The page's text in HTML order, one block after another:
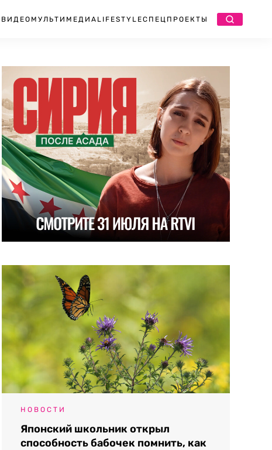
ВИДЕО МУЛЬТИМЕДИА LIFESTYLEСПЕЦПРОЕКТЫ
НОВОСТИ
Японский школьник открыл
способность бабочек помнить, как